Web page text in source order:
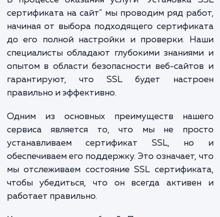
привлекает больше
укрепляет доверие и
увеличению продаж.
В процессе оказания услуги "Установка
сертификата на сайт" мы проводим ряд
начиная от выбора подходящего
до его полной настройки и проверки.
специалисты обладают глубокими
опытом в области безопасности веб-